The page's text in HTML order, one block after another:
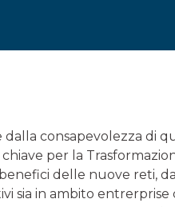
dalla consapevolezza di
per la
delle nuove reti,
sia in ambito